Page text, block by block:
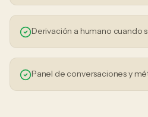
Derivación a humano cuando
Panel de conversaciones y